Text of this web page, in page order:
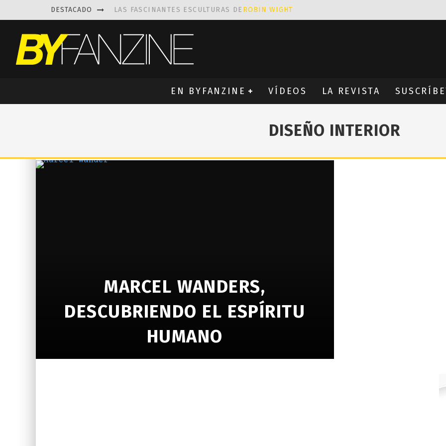
DESTACADO LAS FASCINANTES ESCULTURAS DE ROBIN WIGHT
PRISCILLA FOIS MISSK
EN BYFANZINE VÍDEOS LA REVISTA
DISEÑO INTERIOR
MARCEL WANDERS,
DESCUBRIENDO EL ESPÍRITU
HUMANO